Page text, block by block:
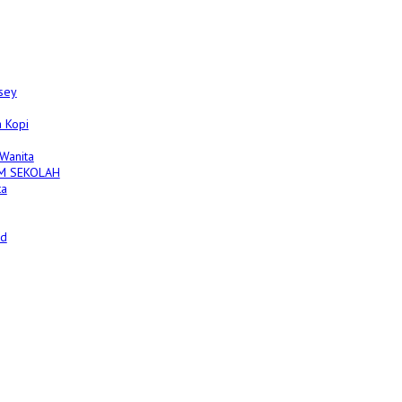
Kopi
SEKOLAH